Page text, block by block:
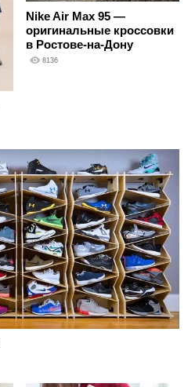
Nike Air Max 95 —
оригинальные кроссовки
в Ростове-на-Дону
8136